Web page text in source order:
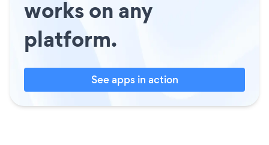
works on any
platform.
See apps in action